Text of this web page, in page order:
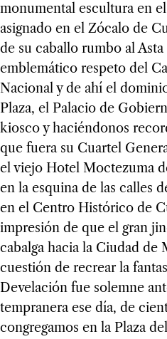
monumental escultura en
asignado en el Zócalo de
de su caballo rumbo al
emblemático respeto del
Nacional y de ahí el
Plaza, el Palacio de
kiosco y haciéndonos
que fuera su Cuartel
el viejo Hotel Moctezuma
en la esquina de las calles
en el Centro Histórico de
impresión de que el gran
cabalga hacia la Ciudad de
cuestión de recrear la
Develación fue solemne
tempranera ese día, de
congregamos en la Plaza